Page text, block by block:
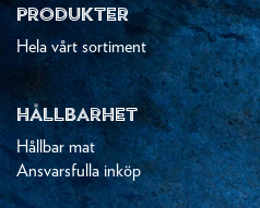
PRODUKTER
Hela vårt sortiment
HÅLLBARHET
Hållbar mat
Ansvarsfulla inköp